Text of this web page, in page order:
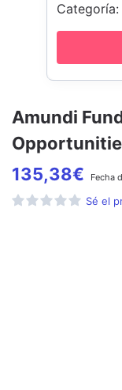
Amundi
135,38€ Fecha
Sé el
Categoría: